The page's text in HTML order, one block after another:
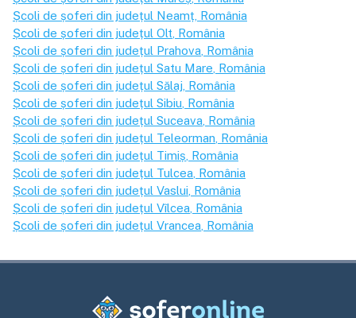
Școli de șoferi din județul Neamț , România
Școli de șoferi din județul Olt , România
Școli de șoferi din județul Prahova , România
Școli de șoferi din județul Satu Mare , România
Școli de șoferi din județul Sălaj , România
Școli de șoferi din județul Sibiu , România
Școli de șoferi din județul Suceava , România
Școli de șoferi din județul Teleorman , România
Școli de șoferi din județul Timiș , România
Școli de șoferi din județul Tulcea , România
Școli de șoferi din județul Vaslui , România
Școli de șoferi din județul Vîlcea , România
Școli de șoferi din județul Vrancea , România